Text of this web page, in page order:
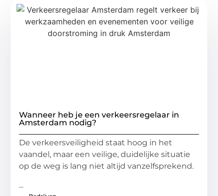
Wanneer heb je een verkeersregelaar in
Amsterdam nodig?
De verkeersveiligheid staat hoog in het
vaandel, maar een veilige, duidelijke situatie
op de weg is lang niet altijd vanzelfsprekend.
...